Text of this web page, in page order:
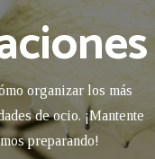
organizar los más
de ocio. ¡Mantente
preparando!